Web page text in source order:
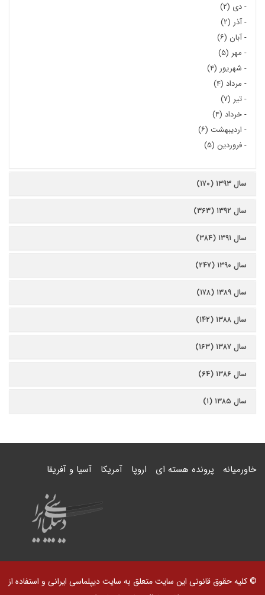
-دی (۲)
-آذر (۲)
-آبان (۶)
- مهر (۵)
- شهریور (۴)
- مرداد (۴)
-تیر (۷)
-خرداد (۴)
- اردیبهشت (۶)
-فروردین (۵)
سال ۱۳۹۳ (۱۷۰)
سال ۱۳۹۲ (۳۶۳)
سال ۱۳۹۱ (۳۸۴)
سال ۱۳۹۰ (۲۴۷)
سال ۱۳۸۹ (۱۷۸)
سال ۱۳۸۸ (۱۴۲)
سال ۱۳۸۷ (۱۶۳)
سال ۱۳۸۶ (۶۴)
سال ۱۳۸۵ (۱)
خاورمیانه پرونده هسته ای اروپا آمریکا آسیا و آفریقا
© کلیه حقوق قانونی این سایت متعلق به سایت دیپلماسی ایرانی و استفاده از